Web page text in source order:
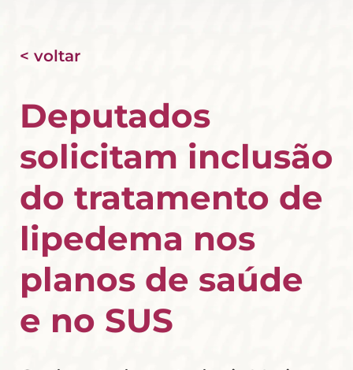
< voltar
Deputados
solicitam inclusão
do tratamento de
lipedema nos
planos de saúde
e no SUS